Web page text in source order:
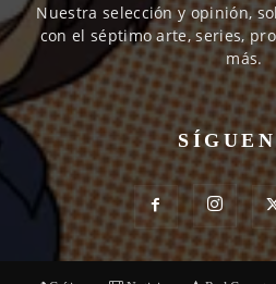
Nuestra selección y opinión,
con el séptimo arte, series,
más.